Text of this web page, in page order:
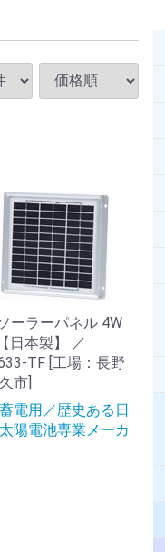
ーラーパネル 4W
日本製】 ／
TF [工場：長野
市]
電用／歴史ある日
陽電池専業メーカ